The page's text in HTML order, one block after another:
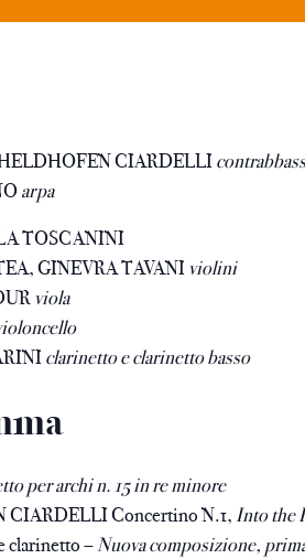
CIARDELLI
arpa
TOSCANINI
GINEVRA TAVANIviolini
viola
clarinetto e clarinetto basso
per archi n. 15 in re minore
CIARDELLI Concertino N.1,Into the
clarinetto –Nuova composizione,